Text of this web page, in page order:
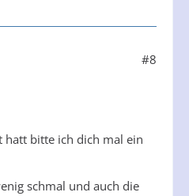
#8
bitte ich dich mal ein
schmal und auch die